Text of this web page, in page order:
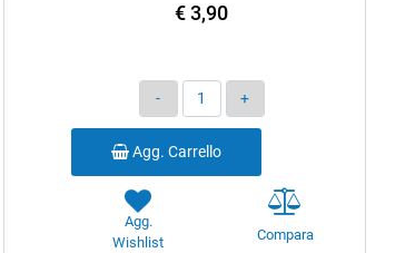
€ 3,90
Quantità
Agg. Carrello
Agg.
Wishlist
Compara